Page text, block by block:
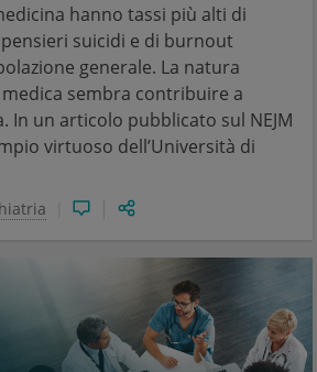
hanno tassi più alti di
suicidi e di burnout
generale. La natura
sembra contribuire a
In un articolo pubblicato sul NEJM
virtuoso dell’Università di